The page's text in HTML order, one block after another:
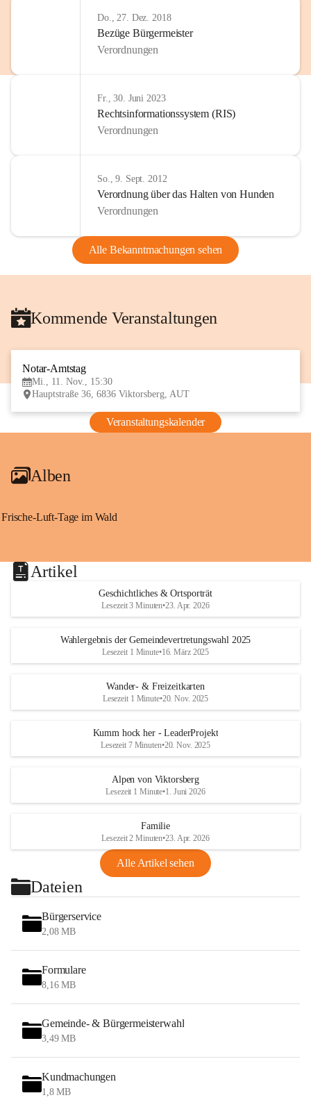
Do., 27. Dez. 2018
Bezüge Bürgermeister
Verordnungen
Fr., 30. Juni 2023
Rechtsinformationssystem (RIS)
Verordnungen
So., 9. Sept. 2012
Verordnung über das Halten von Hunden
Verordnungen
Alle Bekanntmachungen sehen
Kommende Veranstaltungen
Notar-Amtstag
Mi., 11. Nov., 15:30
Hauptstraße 36, 6836 Viktorsberg, AUT
Veranstaltungskalender
Alben
Frische-Luft-Tage im Wald
Artikel
Geschichtliches & Ortsporträt
Lesezeit 3 Minuten•23. Apr. 2026
Wahlergebnis der Gemeindevertretungswahl 2025
Lesezeit 1 Minute•16. März 2025
Wander- & Freizeitkarten
Lesezeit 1 Minute•20. Nov. 2025
Kumm hock her - LeaderProjekt
Lesezeit 7 Minuten•20. Nov. 2025
Alpen von Viktorsberg
Lesezeit 1 Minute•1. Juni 2026
Familie
Lesezeit 2 Minuten•23. Apr. 2026
Alle Artikel sehen
Dateien
Bürgerservice
2,08 MB
Formulare
8,16 MB
Gemeinde- & Bürgermeisterwahl
3,49 MB
Kundmachungen
1,8 MB